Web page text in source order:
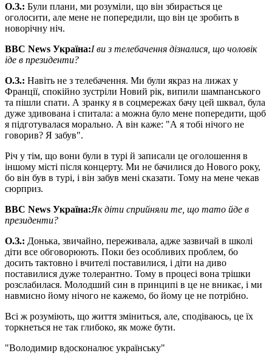
О.З.: Були плани, ми розуміли, що він збирається це
оголосити, але мене не попередили, що він це зробить в
новорічну ніч.
BBC News Україна:І ви з телебачення дізналися, що чоловік
іде в президенти?
О.З.: Навіть не з телебачення. Ми були якраз на лижах у
Франції, спокійно зустріли Новий рік, випили шампанського
та пішли спати. А зранку я в соцмережах бачу цей шквал, була
дуже здивована і спитала: а можна було мене попередити, щоб
я підготувалася морально. А він каже: "А я тобі нічого не
говорив? Я забув".
Річ у тім, що вони були в турі й записали це оголошення в
іншому місті після концерту. Ми не бачилися до Нового року,
бо він був в турі, і він забув мені сказати. Тому на мене чекав
сюрприз.
BBC News Україна:Як діти сприйняли те, що тато йде в
президенти?
О.З.: Донька, звичайно, переживала, адже зазвичай в школі
діти все обговорюють. Поки без особливих проблем, бо
досить тактовно і вчителі поставилися, і діти на диво
поставилися дуже толерантно. Тому в процесі вона трішки
розслабилася. Молодший син в принципі в це не вникає, і ми
навмисно йому нічого не кажемо, бо йому це не потрібно.
Всі ж розуміють, що життя зміниться, але, сподіваюсь, це їх
торкнеться не так глибоко, як може бути.
"Володимир вдосконалює українську"